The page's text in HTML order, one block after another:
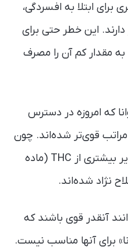
ابتلا به افسردگی،
این خطر حتی برای
مقدار کم آن را مصرف
که امروزه در دسترس
قوی‌تر شده‌اند. چون
گیاه شاهدانه برای تولید مقادیر بیشتری از THC (ماده
نژاد شده‌اند.
آنقدر قوی باشند که
برای آنها مناسب نیست.